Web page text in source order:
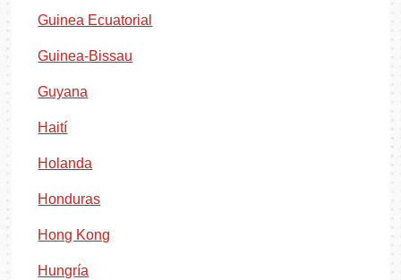
Guinea Ecuatorial
Guinea-Bissau
Guyana
Haití
Holanda
Honduras
Hong Kong
Hungría